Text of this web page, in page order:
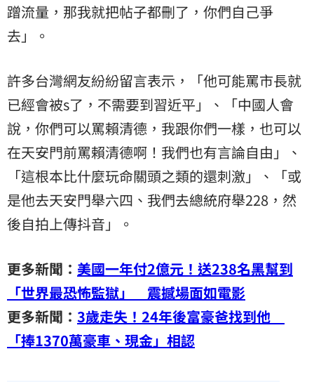
蹭流量，那我就把帖子都刪了，你們自己爭
去」。
許多台灣網友紛紛留言表示，「他可能罵市長就
已經會被s了，不需要到習近平」、「中國人會
說，你們可以罵賴清德，我跟你們一樣，也可以
在天安門前罵賴清德啊！我們也有言論自由」、
「這根本比什麼玩命關頭之類的還刺激」、「或
是他去天安門舉六四、我們去總統府舉228，然
後自拍上傳抖音」。
更多新聞： 美國一年付2億元！送238名黑幫到
「世界最恐怖監獄」 震撼場面如電影
更多新聞： 3歲走失！24年後富豪爸找到他
「捧1370萬豪車、現金」相認